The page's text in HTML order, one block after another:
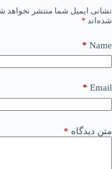
نشانی ایمیل شما منتشر نخواهد
شده‌اند *
Name
*
Email
*
متن دیدگاه *